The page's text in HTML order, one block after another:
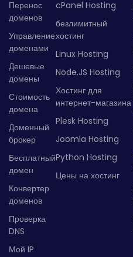
Перенос
доменов
Управление
доменами
Дешевые
домены
Стоимость
домена
Доменный
брокер
Бесплатный
домен
Конвертер
доменов
Проверка
DNS
Мой IP
cPanel Hosting
безлимитный
хостинг
Linux Hosting
Node.JS Hosting
Хостинг для
интернет-магазина
Plesk Hosting
Joomla Hosting
Python Hosting
Цены на хостинг